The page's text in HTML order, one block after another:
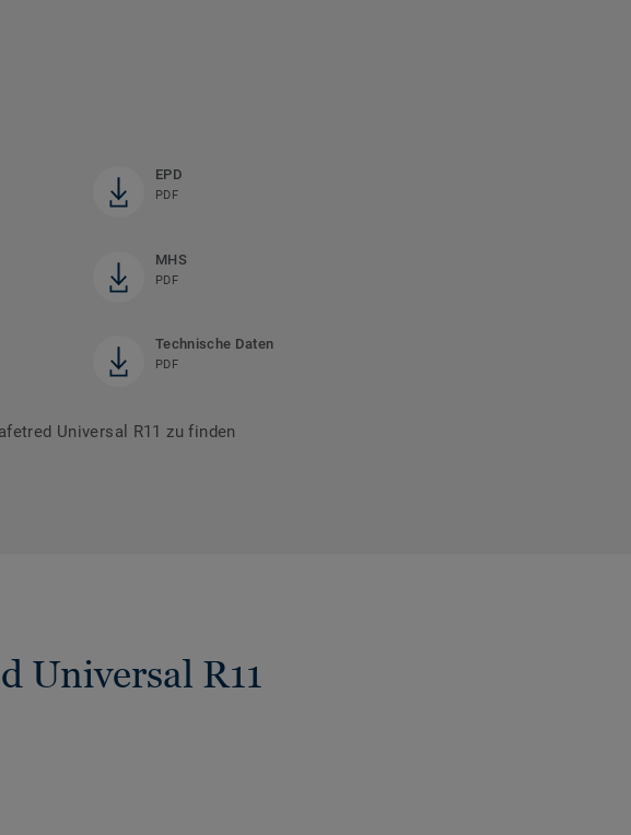
EPD
PDF
MHS
PDF
Technische Daten
PDF
Universal R11 zu finden
Universal R11